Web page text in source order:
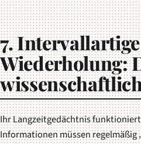
7. Intervallartige
Wiederholung:
Ihr Langzeitgedächtnis
Informationen müssen regelmäßig